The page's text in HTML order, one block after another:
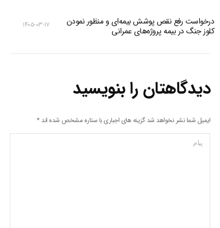
درخواست رفع نقص پوشش بیمه‌ای و منظور نمودن
کلوز جنگ در بیمه پروژه‌های عمرانی
۱۴۰۵-۰۳-۱۷
دیدگاهتان را بنویسید
ایمیل شما نشر نخواهد شد گزینه های اجباری با ستاره مشخص شده اند*
پیام